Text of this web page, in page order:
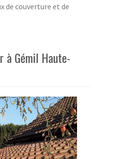
de couverture et de
à Gémil Haute-